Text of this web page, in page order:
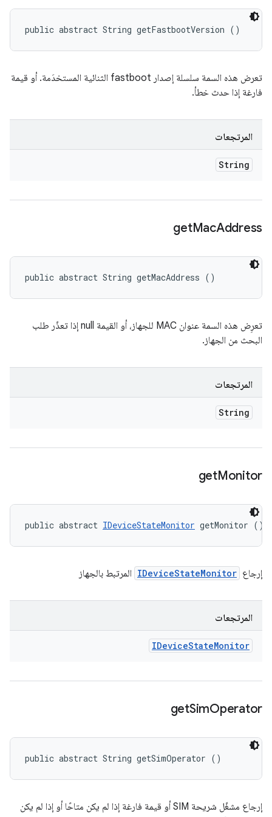
public abstract String getFastbootVersion ()
تعرض هذه السمة سلسلة إصدار fastboot الثنائية المستخدَمة. أو قيمة
فارغة إذا حدث خطأ.
المرتجعات
String
getMacAddress
public abstract String getMacAddress ()
تعرِض هذه السمة عنوان MAC للجهاز، أو القيمة null إذا تعذّر طلب
البحث من الجهاز.
المرتجعات
String
getMonitor
public abstract IDeviceStateMonitor getMonitor ()
إرجاع IDeviceStateMonitor المرتبط بالجهاز
المرتجعات
IDeviceStateMonitor
getSimOperator
public abstract String getSimOperator ()
إرجاع مشغّل شريحة SIM أو قيمة فارغة إذا لم يكن متاحًا أو إذا لم يكن